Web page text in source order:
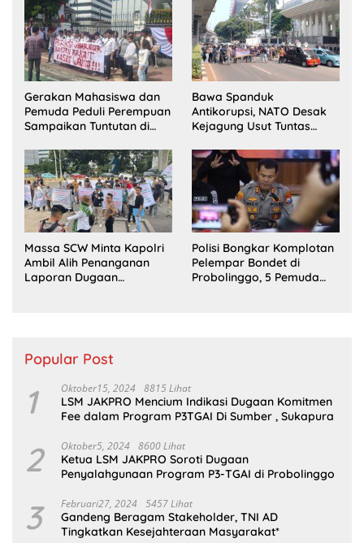
Gerakan Mahasiswa dan
Pemuda Peduli Perempuan
Sampaikan Tuntutan di
Bawa Spanduk
Antikorupsi, NATO Desak
Kejagung Usut Tuntas
Massa SCW Minta Kapolri
Ambil Alih Penanganan
Laporan Dugaan
Polisi Bongkar Komplotan
Pelempar Bondet di
Probolinggo, 5 Pemuda
Popular Post
1 Oktober15, 2024 8815 Lihat
LSM JAKPRO Mencium Indikasi Dugaan Komitmen
Fee dalam Program P3TGAI Di Sumber , Sukapura
2 Oktober5, 2024 8600 Lihat
Ketua LSM JAKPRO Soroti Dugaan
Penyalahgunaan Program P3-TGAI di Probolinggo
3 Februari27, 2024 5457 Lihat
Gandeng Beragam Stakeholder, TNI AD
Tingkatkan Kesejahteraan Masyarakat*